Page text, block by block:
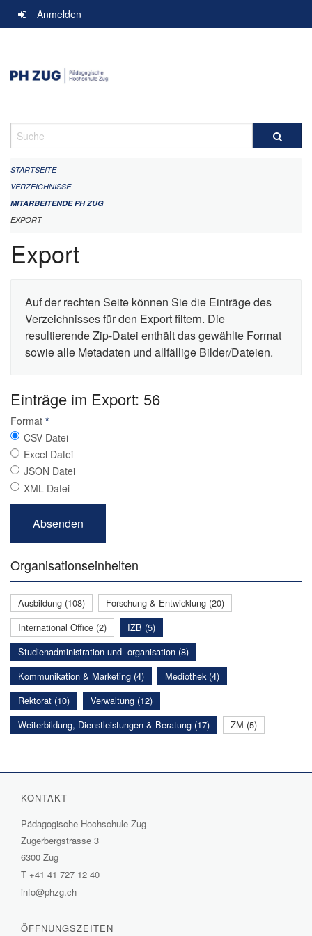
Navigation
überspringen
Anmelden
Suche
STARTSEITE
VERZEICHNISSE
MITARBEITENDE PH ZUG
EXPORT
Export
Auf der rechten Seite können Sie die Einträge des
Verzeichnisses für den Export filtern. Die
resultierende Zip-Datei enthält das gewählte Format
sowie alle Metadaten und allfällige Bilder/Dateien.
Einträge im Export: 56
Format *
CSV Datei
Excel Datei
JSON Datei
XML Datei
Organisationseinheiten
Ausbildung (108)
Forschung & Entwicklung (20)
International Office (2)
IZB (5)
Studienadministration und -organisation (8)
Kommunikation & Marketing (4)
Mediothek (4)
Rektorat (10)
Verwaltung (12)
Weiterbildung, Dienstleistungen & Beratung (17)
ZM (5)
KONTAKT
Pädagogische Hochschule Zug
Zugerbergstrasse 3
6300 Zug
T +41 41 727 12 40
info@phzg.ch
ÖFFNUNGSZEITEN